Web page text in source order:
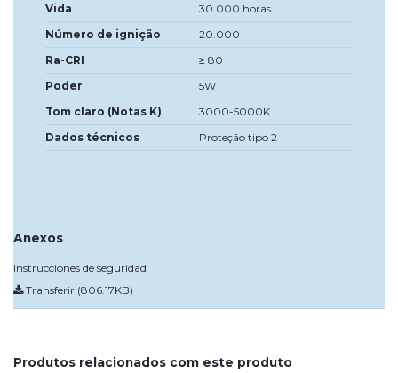
Vida
30.000 horas
Número de ignição
20.000
Ra-CRI
≥ 80
Poder
5W
Tom claro (Notas K)
3000-5000K
Dados técnicos
Proteção tipo 2
Anexos
Instrucciones de seguridad
Transferir (806.17KB)
Produtos relacionados com este produto